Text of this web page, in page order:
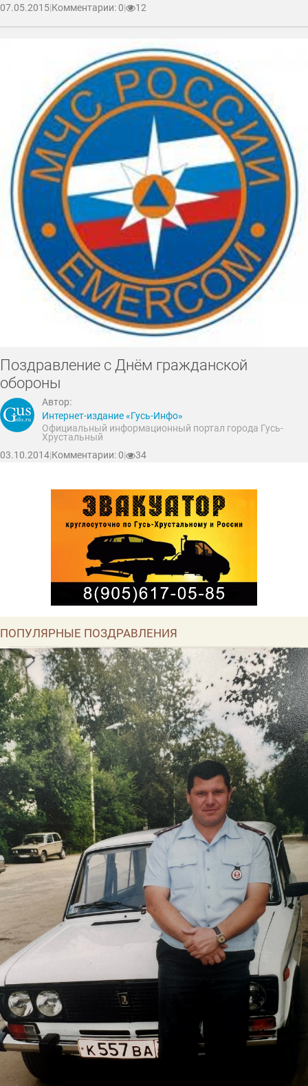
07.05.2015|Комментарии: 0| 12
Поздравление с Днём гражданской
обороны
Автор:
Интернет-издание «Гусь-Инфо»
Официальный информационный портал города Гусь-
Хрустальный
03.10.2014|Комментарии: 0| 34
ПОПУЛЯРНЫЕ ПОЗДРАВЛЕНИЯ